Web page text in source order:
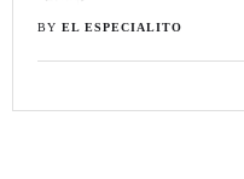
BY EL ESPECIALITO